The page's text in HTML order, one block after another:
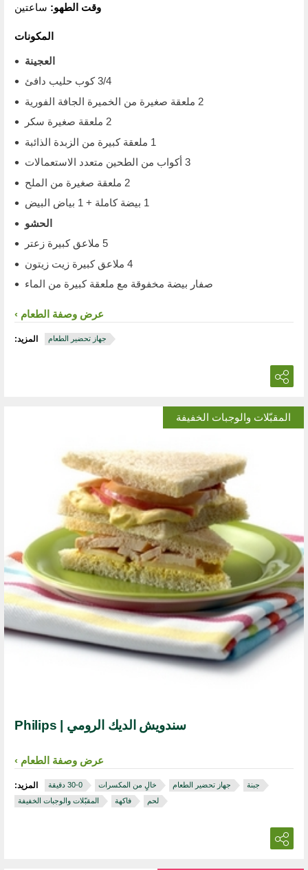
وقت الطهو:ساعتين
المكونات
العجينة
3/4 كوب حليب دافئ
الحشو
صفار بيضة مخفوقة مع ملعقة كبيرة من الماء
عرض وصفة الطعام
المزيد: جهاز تحضير الطعام
المقبّلات والوجبات الخفيفة
سندويش الديك الرومي | Philips
عرض وصفة الطعام
المزيد: خالٍ من المكسرات جهاز تحضير الطعام
جبنة
المقبّلات والوجبات الخفيفة
فاكهة لحم